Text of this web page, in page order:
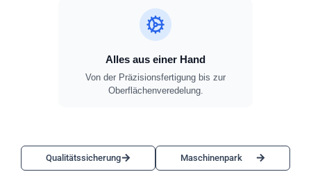
Alles aus einer Hand
Von der Präzisionsfertigung bis zur
Oberflächenveredelung.
Qualitätssicherung Maschinenpark